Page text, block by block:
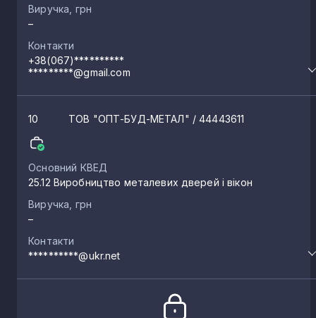
Виручка, грн
–
Контакти
+38(067)**********
*********@gmail.com
10 ТОВ "ОПТ-БУД-МЕТАЛ" / 44443611
Основний КВЕД
25.12 Виробництво металевих дверей і вікон
Виручка, грн
–
Контакти
**********@ukr.net